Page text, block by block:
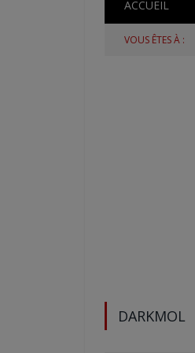
ACCUEIL
VOUS ÊTES À :
DARKMOL